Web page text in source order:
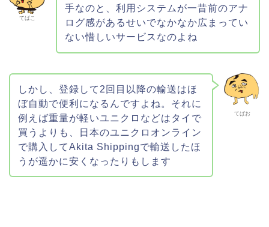
てばこ
手なのと、利用システムが一昔前のアナ
ログ感があるせいでなかなか広まってい
ない惜しいサービスなのよね
てばお
しかし、登録して2回目以降の輸送はほ
ぼ自動で便利になるんですよね。それに
例えば重量が軽いユニクロなどはタイで
買うよりも、日本のユニクロオンライン
で購入してAkita Shippingで輸送したほ
うが遥かに安くなったりもします